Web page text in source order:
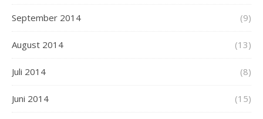
September 2014 (9)
August 2014 (13)
Juli 2014 (8)
Juni 2014 (15)